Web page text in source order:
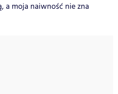
a moja naiwność nie zna